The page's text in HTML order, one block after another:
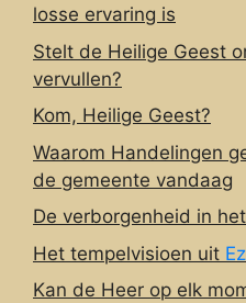
losse ervaring is
Stelt de Heilige Geest
vervullen?
Kom, Heilige Geest?
Waarom Handelingen
de gemeente vandaag
De verborgenheid in
Het tempelvisioen uit
Kan de Heer op elk